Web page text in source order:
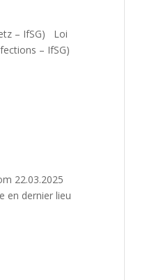
– IfSG) Loi
– IfSG)
22.03.2025
en dernier lieu